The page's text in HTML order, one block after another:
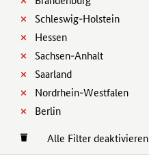
Schleswig-Holstein
Hessen
Sachsen-Anhalt
Saarland
Nordrhein-Westfalen
Berlin
Alle Filter deaktivieren